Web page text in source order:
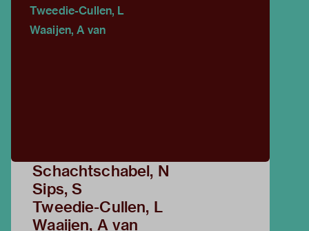
Tweedie-Cullen, L
Waaijen, A van
Schachtschabel, N
Sips, S
Tweedie-Cullen, L
Waaijen, A van